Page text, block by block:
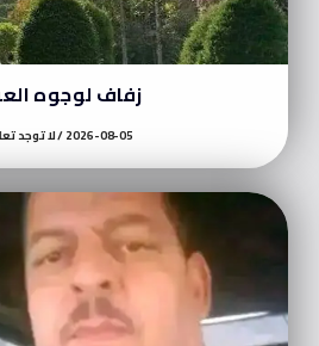
زفاف لوجوه
2026-08-05 لا توجد